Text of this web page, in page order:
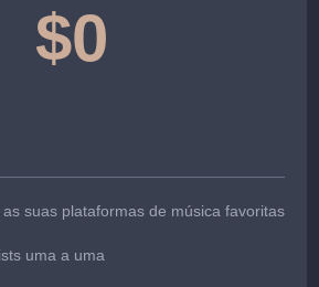
$0
suas plataformas de música favoritas
uma a uma